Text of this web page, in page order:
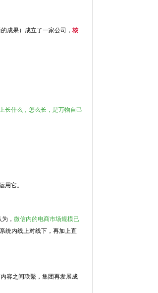
成果）成立了一家公司， 核
长什么，怎么长，是万物自己
用它。
， 微信内的电商市场规模已
统内线上对线下，再加上直
容之间联繫，集团再发展成